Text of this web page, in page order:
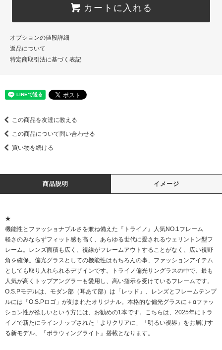
カートに入れる
オプションの値段詳細
返品について
特定商取引法に基づく表記
この商品を友達に教える
この商品について問い合わせる
買い物を続ける
商品説明 イメージ
★
機能性とファッショナブルさを兼ね備えた『トライノ』人気NO.1フレーム
軽さのみならずフィット感も高く、あらゆる世代に愛されるウェリントン型フ
レーム。レンズ面積も広く、視線がフレームアウトすることがなく、広い視野
角を確保。偏光グラスとしての機能性はもちろんの事、ファッションアイテム
としても取り入れられるデザインです。トライノ偏光サングラスの中で、最も
人気が高くトップアングラーも愛用し、高い指示を受けているフレームです。
O.S.Pモデルは、モダン部（耳あて部）は「レッド」、レンズとフレームテンプ
ルには「O.S.Pロゴ」が刻まれたオリジナル。本格的な偏光グラスに＋αファッ
ション性が欲しいという方には、お勧めの1本です。こちらは、2025年にトラ
イノで新たにラインナップされた「よりクリアに」「明るい視界」をお届けす
る新モデル、『ポラウィングライト』搭載となります。